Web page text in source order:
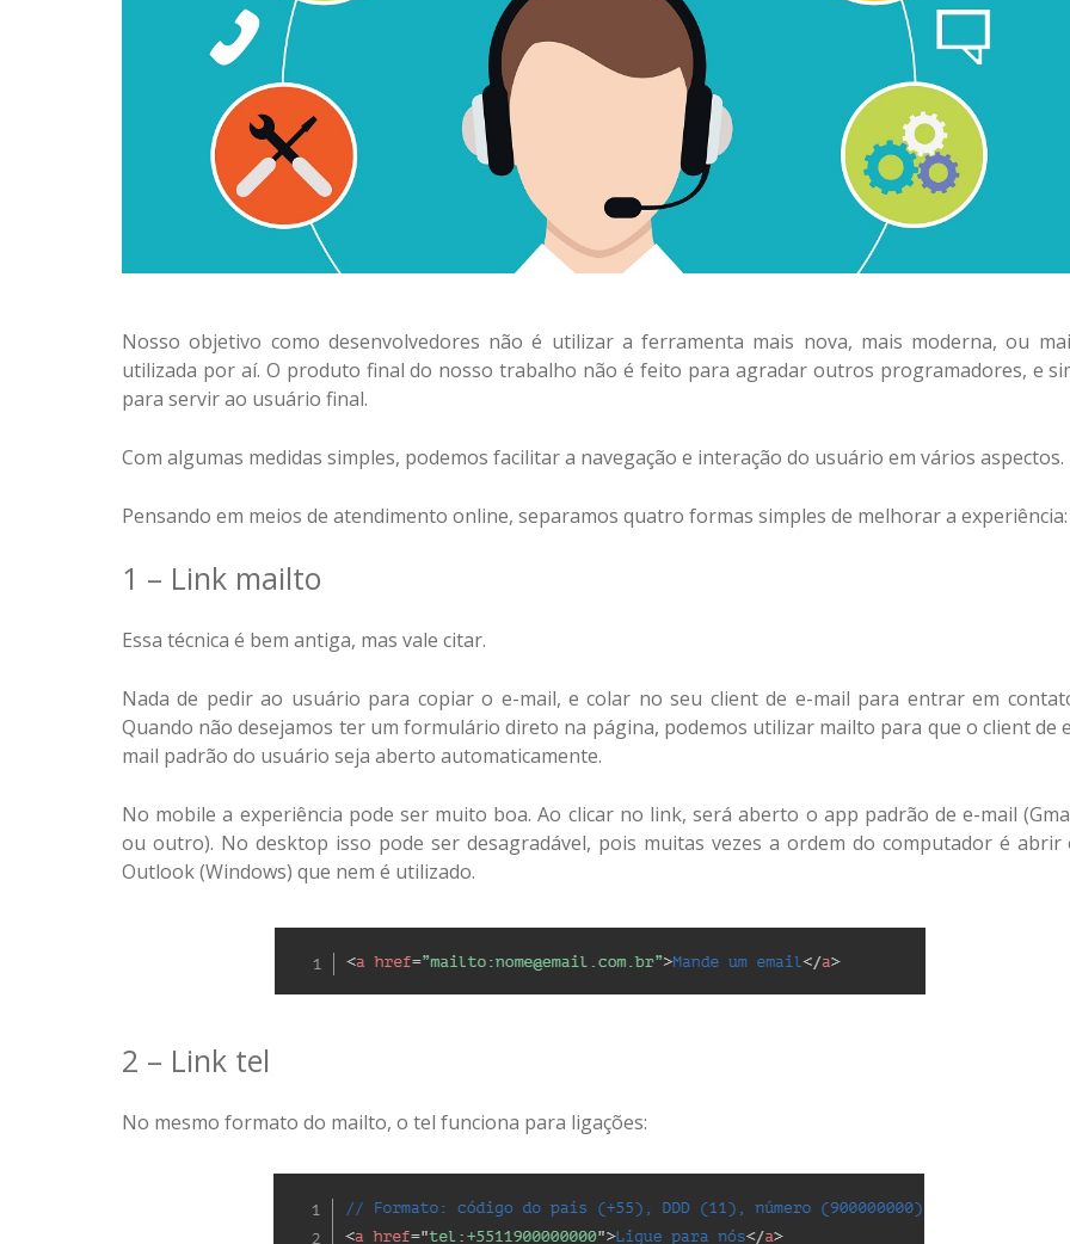
Nosso objetivo como desenvolvedores não é utilizar a ferramenta mais nova, mais moderna, ou
utilizada por aí. O produto final do nosso trabalho não é feito para agradar outros programadores, e
para servir ao usuário final.
Com algumas medidas simples, podemos facilitar a navegação e interação do usuário em vários aspectos.
Pensando em meios de atendimento online, separamos quatro formas simples de melhorar a experiência:
1 – Link mailto
Essa técnica é bem antiga, mas vale citar.
Nada de pedir ao usuário para copiar o e-mail, e colar no seu client de e-mail para entrar em
Quando não desejamos ter um formulário direto na página, podemos utilizar mailto para que o client de
mail padrão do usuário seja aberto automaticamente.
No mobile a experiência pode ser muito boa. Ao clicar no link, será aberto o app padrão de e-mail
ou outro). No desktop isso pode ser desagradável, pois muitas vezes a ordem do computador é abrir
Outlook (Windows) que nem é utilizado.
2 – Link tel
No mesmo formato do mailto, o tel funciona para ligações: